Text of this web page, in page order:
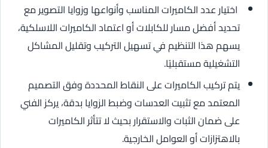
اختيار عدد الكاميرات المناسب وأنواعها وزوايا التصوير مع
تحديد أفضل مسار للكابلات أو اعتماد الكاميرات اللاسلكية،
يسهم هذا التنظيم في تسهيل التركيب وتقليل المشاكل
التشغيلية مستقبليًا.
يتم تركيب الكاميرات على النقاط المحددة وفق التصميم
المعتمد مع تثبيت العدسات وضبط الزوايا بدقة، يركز الفني
على ضمان الثبات والاستقرار بحيث لا تتأثر الكاميرات
بالاهتزازات أو العوامل الخارجية.